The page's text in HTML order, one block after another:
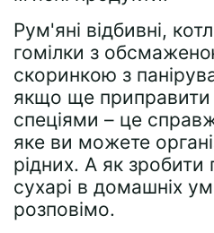
Рум'яні відбивні,
гомілки з
скоринкою з
якщо ще приправити
спеціями – це
яке ви можете
рідних. А як зробити
сухарі в домашніх
розповімо.